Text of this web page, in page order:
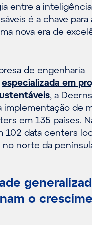
entre a
é a chave para
nova era de
de engenharia
especializada em
, a Deerns
implementação de
em 135 países.
102 data centers
norte da
o